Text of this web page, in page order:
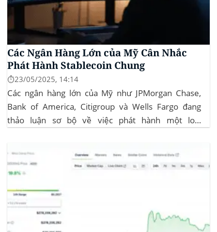
Các Ngân Hàng Lớn của Mỹ Cân Nhắc
Phát Hành Stablecoin Chung
⏱️23/05/2025, 14:14
Các ngân hàng lớn của Mỹ như JPMorgan Chase,
Bank of America, Citigroup và Wells Fargo đang
thảo luận sơ bộ về việc phát hành một loại
tiền điện tử. Các...